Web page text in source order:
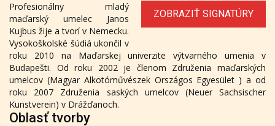
ZOBRAZIŤ SIGNATÚRY
Profesionálny mladý
maďarský umelec Janos
Kujbus žije a tvorí v Nemecku.
Vysokoškolské šúdiá ukončil v
roku 2010 na Maďarskej univerzite výtvarného umenia v
Budapešti. Od roku 2002 je členom Združenia maďarských
umelcov (Magyar Alkotóművészek Országos Egyesület ) a od
roku 2007 Združenia saských umelcov (Neuer Sachsischer
Kunstverein) v Drážďanoch.
Oblasť tvorby